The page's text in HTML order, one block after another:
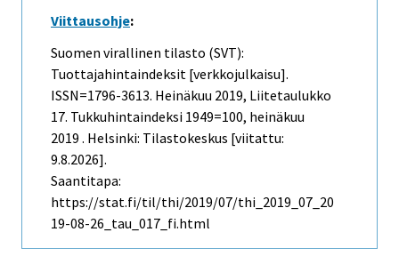
Viittausohje:
Suomen virallinen tilasto (SVT):
Tuottajahintaindeksit [verkkojulkaisu].
ISSN=1796-3613. Heinäkuu 2019, Liitetaulukko
17. Tukkuhintaindeksi 1949=100, heinäkuu
2019 . Helsinki: Tilastokeskus [viitattu:
9.8.2026].
Saantitapa:
https://stat.fi/til/thi/2019/07/thi_2019_07_20
19-08-26_tau_017_fi.html